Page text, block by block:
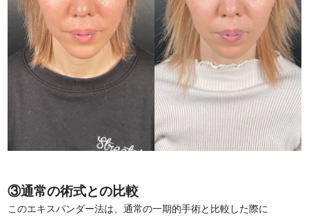
③通常の術式との比較
このエキスパンダー法は、通常の一期的手術と比較した際に